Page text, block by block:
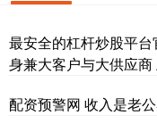
最安全的杠杆炒股平
身兼大客户与大供应
配资预警网 收入是老